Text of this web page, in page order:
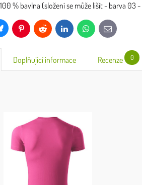
% bavlna (složení se může lišit - barva 03
PinterestReddit LinkedInWhatsApp
E-
mail
Doplňující informace Recenze 0